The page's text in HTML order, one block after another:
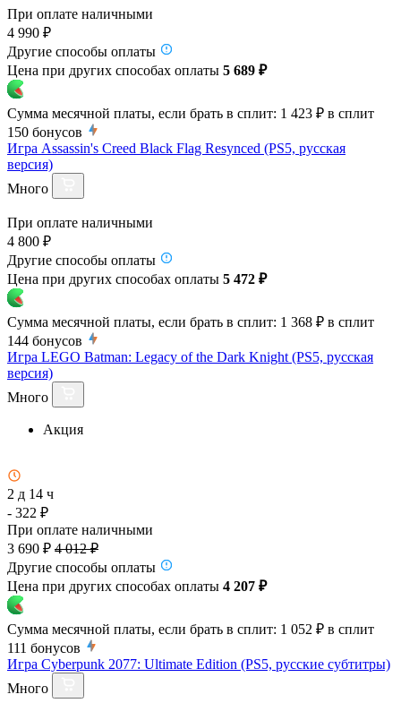
При оплате наличными
4 990 ₽
Другие способы оплаты
Цена при других способах оплаты 5 689 ₽
Сумма месячной платы, если брать в сплит: 1 423 ₽ в сплит
150 бонусов
Игра Assassin's Creed Black Flag Resynced (PS5, русская
версия)
Много
При оплате наличными
4 800 ₽
Другие способы оплаты
Цена при других способах оплаты 5 472 ₽
Сумма месячной платы, если брать в сплит: 1 368 ₽ в сплит
144 бонусов
Игра LEGO Batman: Legacy of the Dark Knight (PS5, русская
версия)
Много
Акция
2 д 14 ч
- 322 ₽
При оплате наличными
3 690 ₽ 4 012 ₽
Другие способы оплаты
Цена при других способах оплаты 4 207 ₽
Сумма месячной платы, если брать в сплит: 1 052 ₽ в сплит
111 бонусов
Игра Cyberpunk 2077: Ultimate Edition (PS5, русские субтитры)
Много